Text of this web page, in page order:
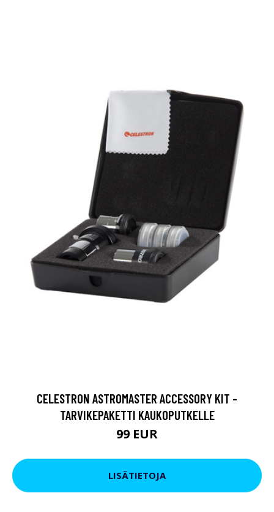
CELESTRON ASTROMASTER ACCESSORY KIT -
TARVIKEPAKETTI KAUKOPUTKELLE
99 EUR
LISÄTIETOJA